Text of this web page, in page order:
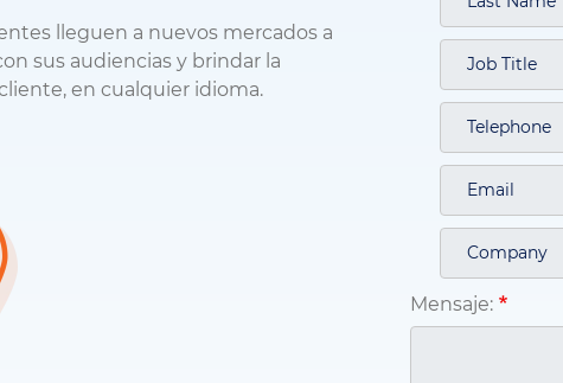
lleguen a nuevos mercados a
sus audiencias y brindar la
en cualquier idioma.
Mensaje: